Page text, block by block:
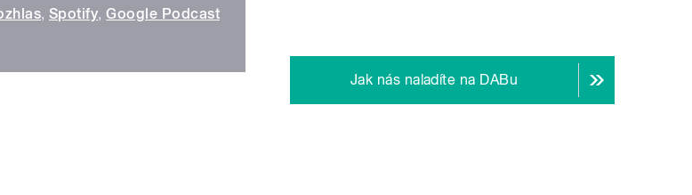
, Spotify,Google Podcast
Jak nás naladíte na DABu